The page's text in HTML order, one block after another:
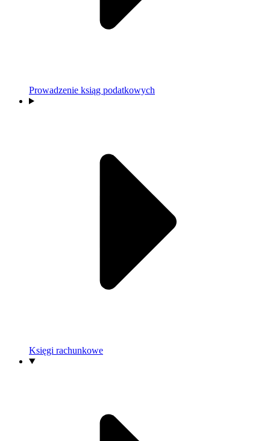
Prowadzenie ksiąg podatkowych
Księgi rachunkowe